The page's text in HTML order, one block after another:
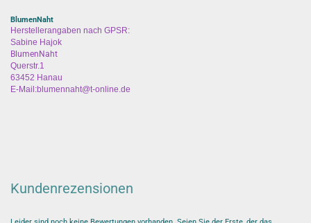
BlumenNaht
Herstellerangaben nach GPSR:
Sabine Hajok
BlumenNaht
Querstr.1
63452 Hanau
E-Mail:blumennaht@t-online.de
Kundenrezensionen